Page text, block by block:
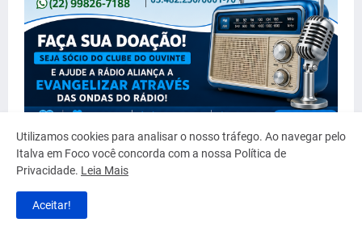
Utilizamos cookies para analisar o nosso tráfego. Ao navegar pelo
Italva em Foco você concorda com a nossa Política de
Privacidade. Leia Mais
Aceitar!